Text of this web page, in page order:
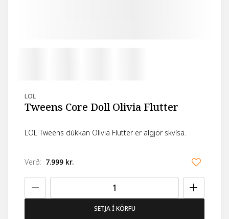
LOL
Tweens Core Doll Olivia Flutter
LOL Tweens dúkkan Olivia Flutter er algjör skvísa.
Verð: 7.999 kr.
SETJA Í KÖRFU